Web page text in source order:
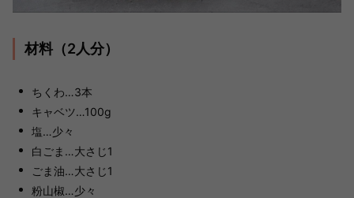
材料（2人分）
ちくわ…3本
キャベツ…100g
塩…少々
白ごま…大さじ1
ごま油…大さじ1
粉山椒…少々